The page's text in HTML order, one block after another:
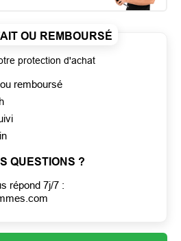
OU REMBOURSÉ
protection d'achat
remboursé
QUESTIONS ?
répond 7j/7 :